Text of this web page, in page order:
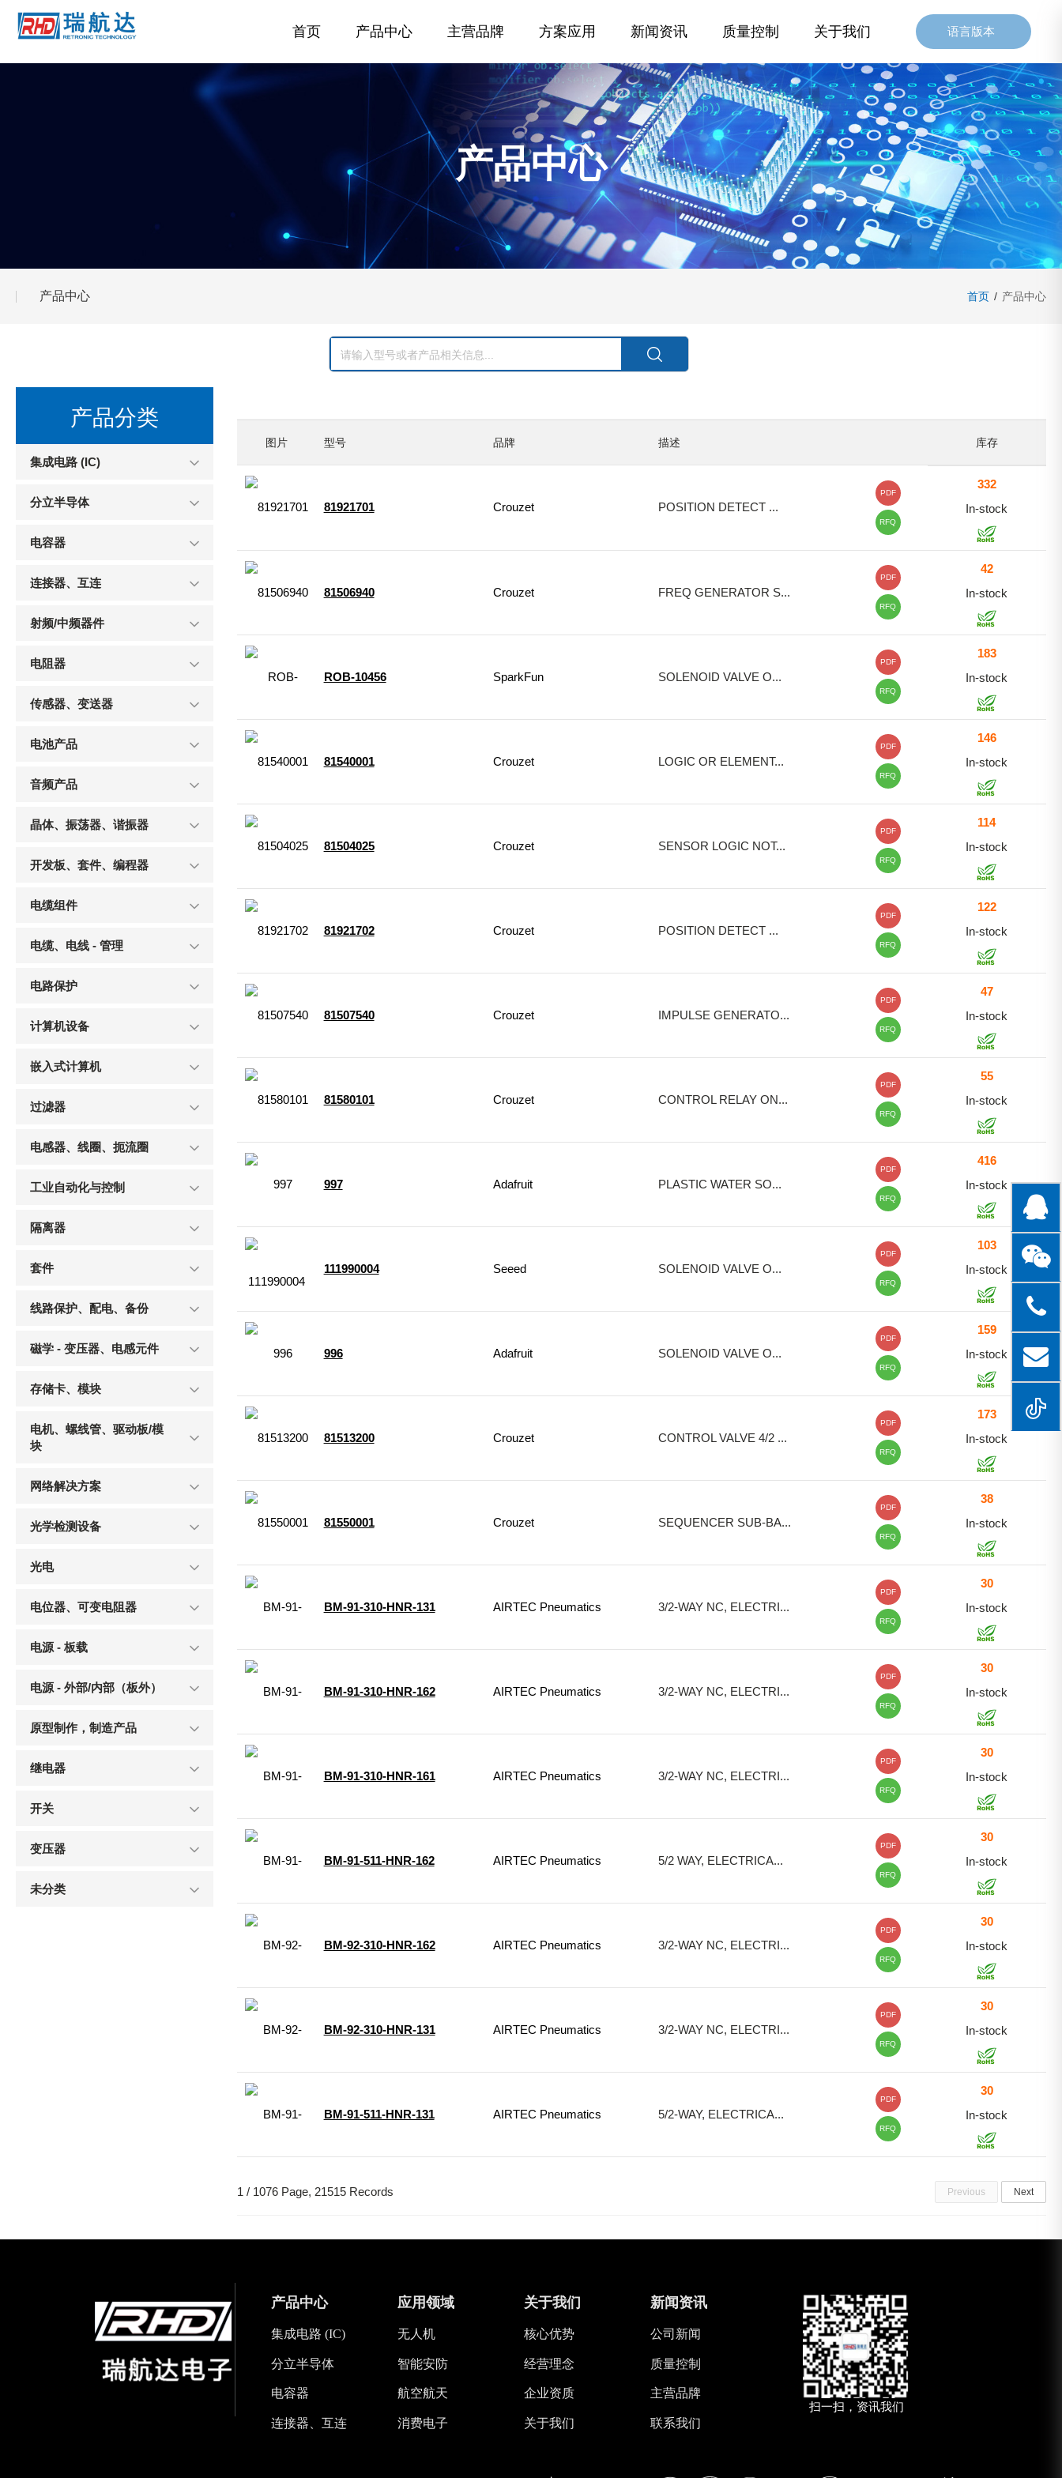
首页 产品中心 主营品牌 方案应用 新闻资讯 质量控制 关于我们 语言版本
产品中心
产品中心 首页 / 产品中心
产品分类
集成电路 (IC)
分立半导体
电容器
连接器、互连
射频/中频器件
电阻器
传感器、变送器
电池产品
音频产品
晶体、振荡器、谐振器
开发板、套件、编程器
电缆组件
电缆、电线 - 管理
电路保护
计算机设备
嵌入式计算机
过滤器
电感器、线圈、扼流圈
工业自动化与控制
隔离器
套件
线路保护、配电、备份
磁学 - 变压器、电感元件
存储卡、模块
电机、螺线管、驱动板/模
块
网络解决方案
光学检测设备
光电
电位器、可变电阻器
电源 - 板载
电源 - 外部/内部（板外）
原型制作，制造产品
继电器
开关
变压器
未分类
图片 型号 品牌 描述 库存
81921701 Crouzet POSITION DETECT ...
PDF
RFQ
332
In-stock
81506940 Crouzet FREQ GENERATOR S...
PDF
RFQ
42
In-stock
ROB-10456 SparkFun SOLENOID VALVE O...
PDF
RFQ
183
In-stock
81540001 Crouzet LOGIC OR ELEMENT...
PDF
RFQ
146
In-stock
81504025 Crouzet SENSOR LOGIC NOT...
PDF
RFQ
114
In-stock
81921702 Crouzet POSITION DETECT ...
PDF
RFQ
122
In-stock
81507540 Crouzet IMPULSE GENERATO...
PDF
RFQ
47
In-stock
81580101 Crouzet CONTROL RELAY ON...
PDF
RFQ
55
In-stock
997 Adafruit PLASTIC WATER SO...
PDF
RFQ
416
In-stock
111990004 Seeed SOLENOID VALVE O...
PDF
RFQ
103
In-stock
996 Adafruit SOLENOID VALVE O...
PDF
RFQ
159
In-stock
81513200 Crouzet CONTROL VALVE 4/2 ...
PDF
RFQ
173
In-stock
81550001 Crouzet SEQUENCER SUB-BA...
PDF
RFQ
38
In-stock
BM-91-310-HNR-131 AIRTEC Pneumatics 3/2-WAY NC, ELECTRI...
PDF
RFQ
30
In-stock
BM-91-310-HNR-162 AIRTEC Pneumatics 3/2-WAY NC, ELECTRI...
PDF
RFQ
30
In-stock
BM-91-310-HNR-161 AIRTEC Pneumatics 3/2-WAY NC, ELECTRI...
PDF
RFQ
30
In-stock
BM-91-511-HNR-162 AIRTEC Pneumatics 5/2 WAY, ELECTRICA...
PDF
RFQ
30
In-stock
BM-92-310-HNR-162 AIRTEC Pneumatics 3/2-WAY NC, ELECTRI...
PDF
RFQ
30
In-stock
BM-92-310-HNR-131 AIRTEC Pneumatics 3/2-WAY NC, ELECTRI...
PDF
RFQ
30
In-stock
BM-91-511-HNR-131 AIRTEC Pneumatics 5/2-WAY, ELECTRICA...
PDF
RFQ
30
In-stock
1 / 1076 Page, 21515 Records Previous Next
扫一扫，资讯我们
产品中心
集成电路 (IC)
分立半导体
电容器
连接器、互连
应用领域
无人机
智能安防
航空航天
消费电子
关于我们
核心优势
经营理念
企业资质
关于我们
新闻资讯
公司新闻
质量控制
主营品牌
联系我们